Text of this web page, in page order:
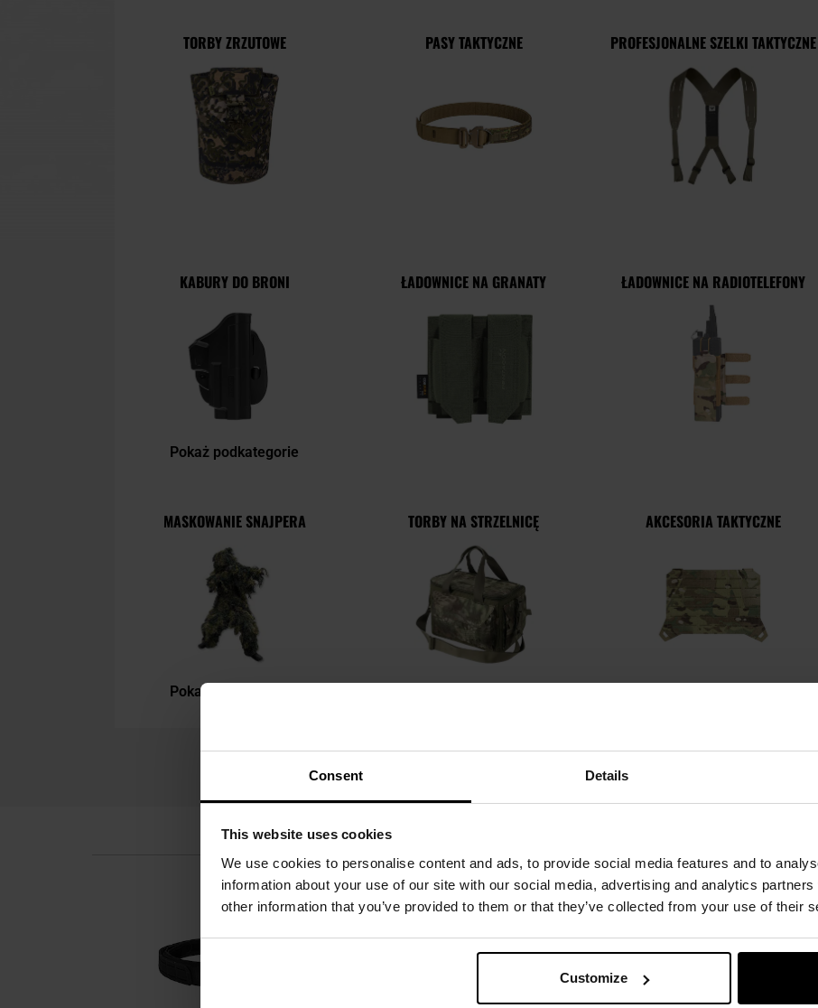
Consent Details
This website uses cookies
We use cookies to personalise content and ads, to provide social media features and to
information about your use of our site with our social media, advertising and analytics
other information that you’ve provided to them or that they’ve collected from your use of their
Customize
TORBY ZRZUTOWE PASY TAKTYCZNE PROFESJONALNE SZELKI TAKTYCZNE
KABURY DO BRONI
Pokaż podkategorie
ŁADOWNICE NA GRANATY ŁADOWNICE NA RADIOTELEFONY
MASKOWANIE SNAJPERA
Pokaż podkategorie
TORBY NA STRZELNICĘ AKCESORIA TAKTYCZNE